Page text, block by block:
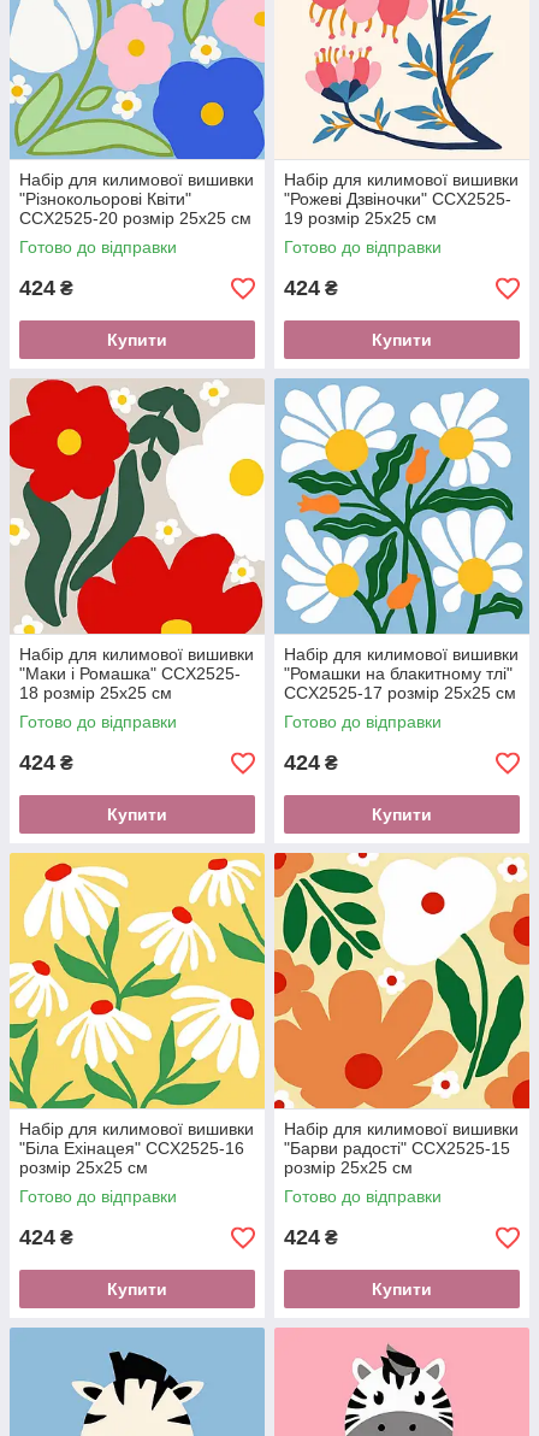
Набір для килимової вишивки
"Різнокольорові Квіти"
CCX2525-20 розмір 25х25 см
Готово до відправки
424 ₴
Купити
Набір для килимової вишивки
"Рожеві Дзвіночки" CCX2525-
19 розмір 25х25 см
Готово до відправки
424 ₴
Купити
Набір для килимової вишивки
"Маки і Ромашка" CCX2525-
18 розмір 25х25 см
Готово до відправки
424 ₴
Купити
Набір для килимової вишивки
"Ромашки на блакитному тлі"
CCX2525-17 розмір 25х25 см
Готово до відправки
424 ₴
Купити
Набір для килимової вишивки
"Біла Ехінацея" CCX2525-16
розмір 25х25 см
Готово до відправки
424 ₴
Купити
Набір для килимової вишивки
"Барви радості" CCX2525-15
розмір 25х25 см
Готово до відправки
424 ₴
Купити